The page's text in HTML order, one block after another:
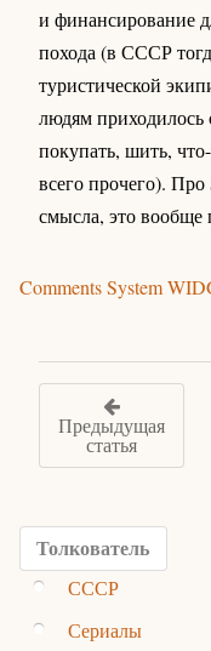
и финансирование
похода (в СССР
туристической
людям приходилось
покупать, шить,
всего прочего).
смысла, это вообще
Comments System
Предыдущая
статья
Толкователь
СССР
Сериалы